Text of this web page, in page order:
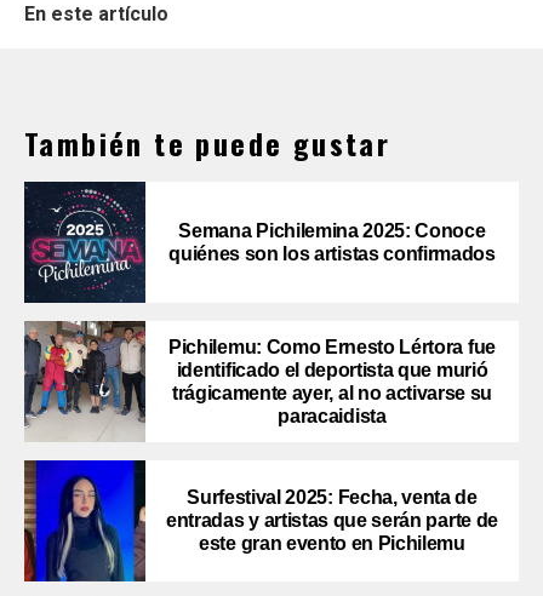
En este artículo
También te puede gustar
Semana Pichilemina 2025: Conoce
quiénes son los artistas confirmados
Pichilemu: Como Ernesto Lértora fue
identificado el deportista que murió
trágicamente ayer, al no activarse su
paracaidista
Surfestival 2025: Fecha, venta de
entradas y artistas que serán parte de
este gran evento en Pichilemu